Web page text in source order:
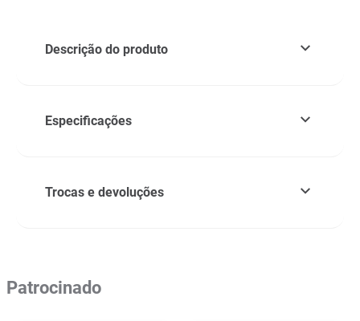
Descrição do produto
Especificações
Trocas e devoluções
Patrocinado